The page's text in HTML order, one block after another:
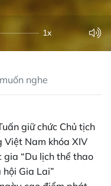
1x
nghe
giữ chức Chủ tịch
Việt Nam khóa XIV
gia “Du lịch thể thao
Gia Lai”